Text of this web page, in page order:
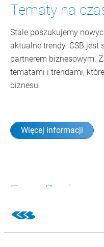
Tematy na
Stale poszukujemy
aktualne trendy. CSB
partnerem biznesowym.
tematami i trendami,
biznesu.
Więcej informacji
Food Business
Na naszym blogu